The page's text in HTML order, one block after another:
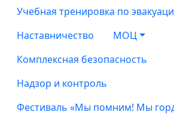
Учебная тренировка по
Наставничество
МОЦ
Комплексная безопасность
Надзор и контроль
Фестиваль «Мы помним! Мы